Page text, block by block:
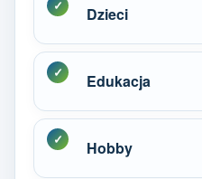
Dzieci
Edukacja
Hobby